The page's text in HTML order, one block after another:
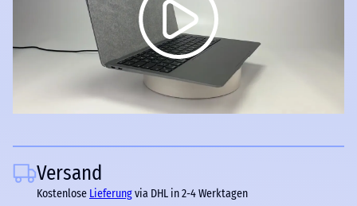
Versand
Kostenlose Lieferungvia DHL in 2-4 Werktagen